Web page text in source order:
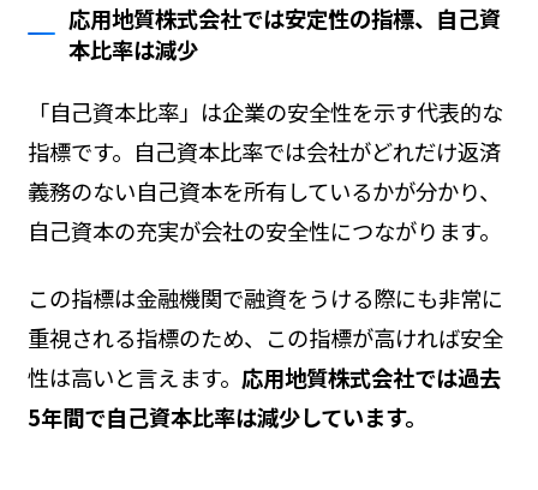
応用地質株式会社では安定性の指標、自己資
本比率は減少
「自己資本比率」は企業の安全性を示す代表的な
指標です。自己資本比率では会社がどれだけ返済
義務のない自己資本を所有しているかが分かり、
自己資本の充実が会社の安全性につながります。
この指標は金融機関で融資をうける際にも非常に
重視される指標のため、この指標が高ければ安全
性は高いと言えます。 応用地質株式会社では過去
5年間で自己資本比率は減少しています。